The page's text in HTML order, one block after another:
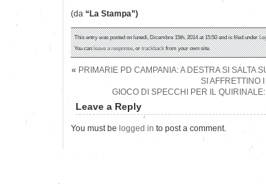
(da “La Stampa”)
This entry was posted on lunedì, Dicembre 15th, 2014 at 15:50 and is filed under
You canleave a response, ortrackbackfrom your own site.
« PRIMARIE PD CAMPANIA: A DESTRA SI SALTA
SI AFFRETTINO I
GIOCO DI SPECCHI PER IL
Leave a Reply
You must be logged in to post a comment.